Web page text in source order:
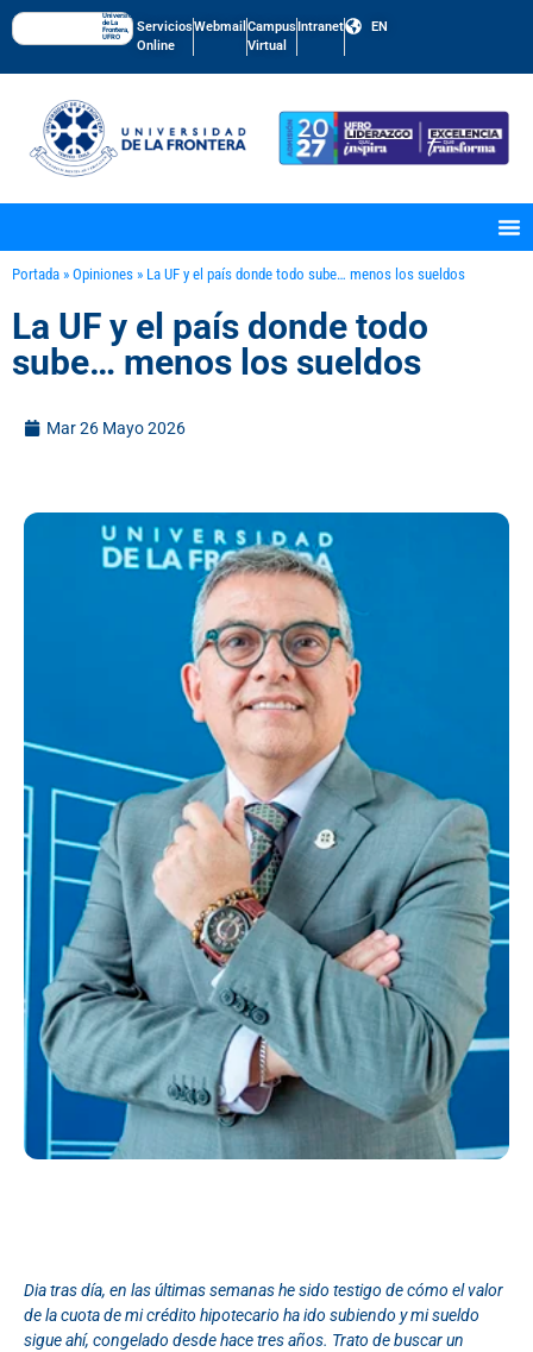
Universidad
de La
Frontera,
UFRO
Servicios
Online
Webmail Campus
Virtual
Intranet EN
Portada » Opiniones » La UF y el país donde todo sube… menos los sueldos
La UF y el país donde todo
sube… menos los sueldos
Mar 26 Mayo 2026
Dia tras día, en las últimas semanas he sido testigo de cómo el valor
de la cuota de mi crédito hipotecario ha ido subiendo y mi sueldo
sigue ahí, congelado desde hace tres años. Trato de buscar un